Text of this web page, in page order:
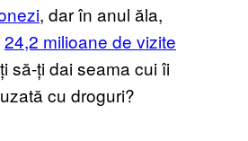
, dar în anul ăla,
24,2 milioane de vizite
să-ți dai seama cui îi
cu droguri?